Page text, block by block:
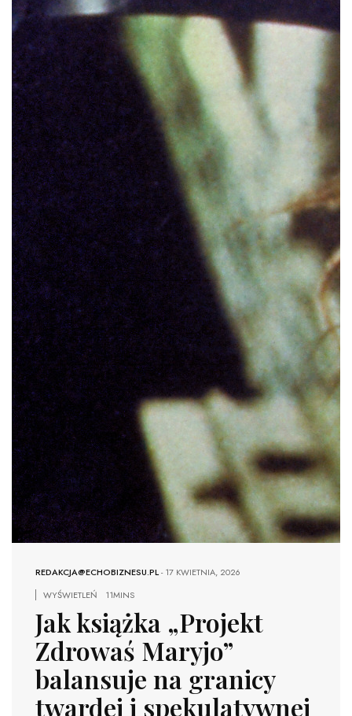
REDAKCJA@ECHOBIZNESU.PL-17 KWIETNIA, 2026
WYŚWIETLEŃ
11MINS
Jak książka „Projekt
Zdrowaś Maryjo”
balansuje na granicy
twardej i spekulatywnej